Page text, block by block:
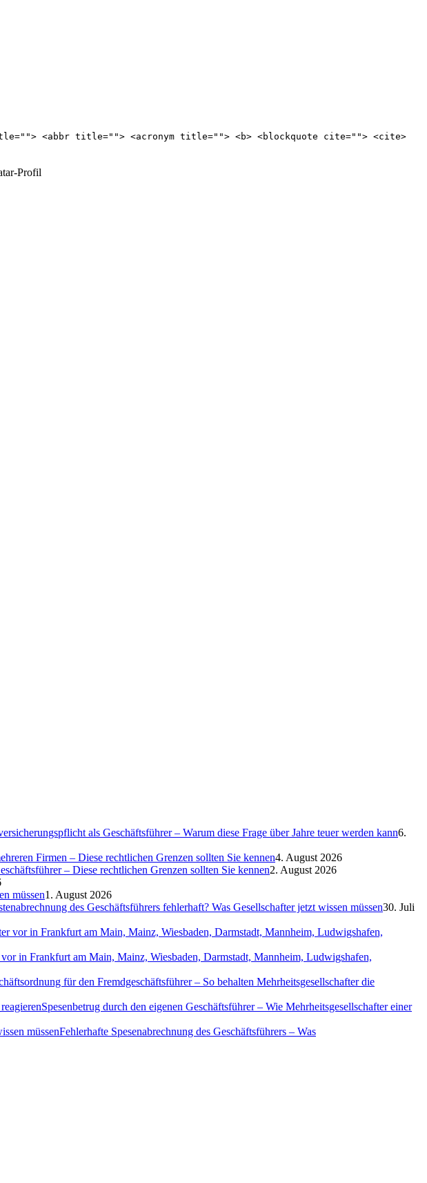
<abbr title=""> <acronym title=""> <b> <blockquote cite=""> <cite>
als Geschäftsführer – Warum diese Frage über Jahre teuer werden kann6.
Firmen – Diese rechtlichen Grenzen sollten Sie kennen4. August 2026
– Diese rechtlichen Grenzen sollten Sie kennen2. August 2026
müssen1. August 2026
des Geschäftsführers fehlerhaft? Was Gesellschafter jetzt wissen müssen30. Juli
in Frankfurt am Main, Mainz, Wiesbaden, Darmstadt, Mannheim, Ludwigshafen,
für den Fremdgeschäftsführer – So behalten Mehrheitsgesellschafter die
Spesenbetrug durch den eigenen Geschäftsführer – Wie Mehrheitsgesellschafter einer
Fehlerhafte Spesenabrechnung des Geschäftsführers – Was